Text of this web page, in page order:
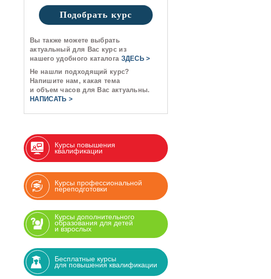
Подобрать курс
Вы также можете выбрать
актуальный для Вас курс из
нашего удобного каталога ЗДЕСЬ >
Не нашли подходящий курс?
Напишите нам, какая тема
и объем часов для Вас актуальны.
НАПИСАТЬ >
Курсы повышения
квалификации
Курсы профессиональной
переподготовки
Курсы дополнительного
образования для детей
и взрослых
Бесплатные курсы
для повышения квалификации